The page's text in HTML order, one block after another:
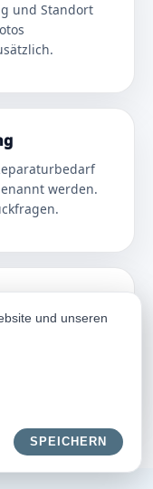
und Standort
werden.
ob Sie den
muss nichts
und unseren
SPEICHERN